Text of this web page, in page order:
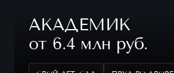
АКАДЕМИК
от 6.4 млн руб.